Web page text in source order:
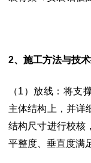
2、施工方法与技
（1）放线：将支
主体结构上，并详
结构尺寸进行校核
平整度、垂直度满